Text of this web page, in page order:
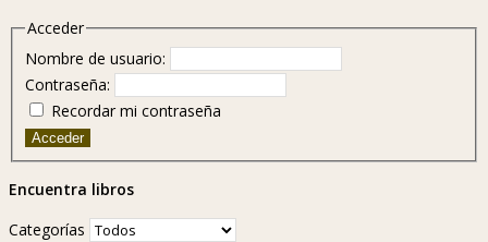
Acceder
Nombre de usuario:
Contraseña:
Recordar mi contraseña
Acceder
Encuentra libros
Categorías